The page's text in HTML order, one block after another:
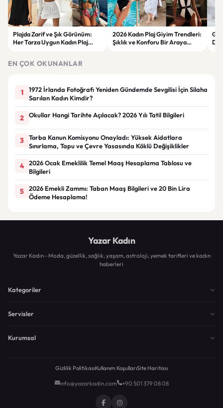
Plajda Zarif ve Şık Görünüm:
Her Tarza Uygun Kadın Plaj
2026 Kadın Plaj Giyim Trendleri:
Şıklık ve Konforu Bir Araya
EN ÇOK OKUNANLAR
1
1972 İrlanda Fotoğrafı Yeniden Gündemde Sevgilisi İçin Silaha
Sarılan Kadın Kimdir?
2 Okullar Hangi Tarihte Açılacak? 2026 Yılı Tatil Bilgileri
3
Torba Kanun Komisyonu Onayladı: Yüksek Aidatlara
Sınırlama, Tapu ve Çevre Yasasında Köklü Değişiklikler
4
2026 Ocak Emeklilik Temel Maaş Hesaplama Tablosu ve
Bilgileri
5
2026 Emekli Zammı: Taban Maaş Bilgileri ve 20 Bin Lira
Ödeme Hesaplama!
Yazar Kadın
Yazar Kadın - Moda, güzellik, sağlık, yaşam, astroloji, yemek tarifleri ve kadın
haberleri
Kategoriler
Servisler
Kurumsal
Gizlilik PolitikasıKullanım KoşullarıSite Haritası
info@yazarkadin.com +90 501 379 08 08